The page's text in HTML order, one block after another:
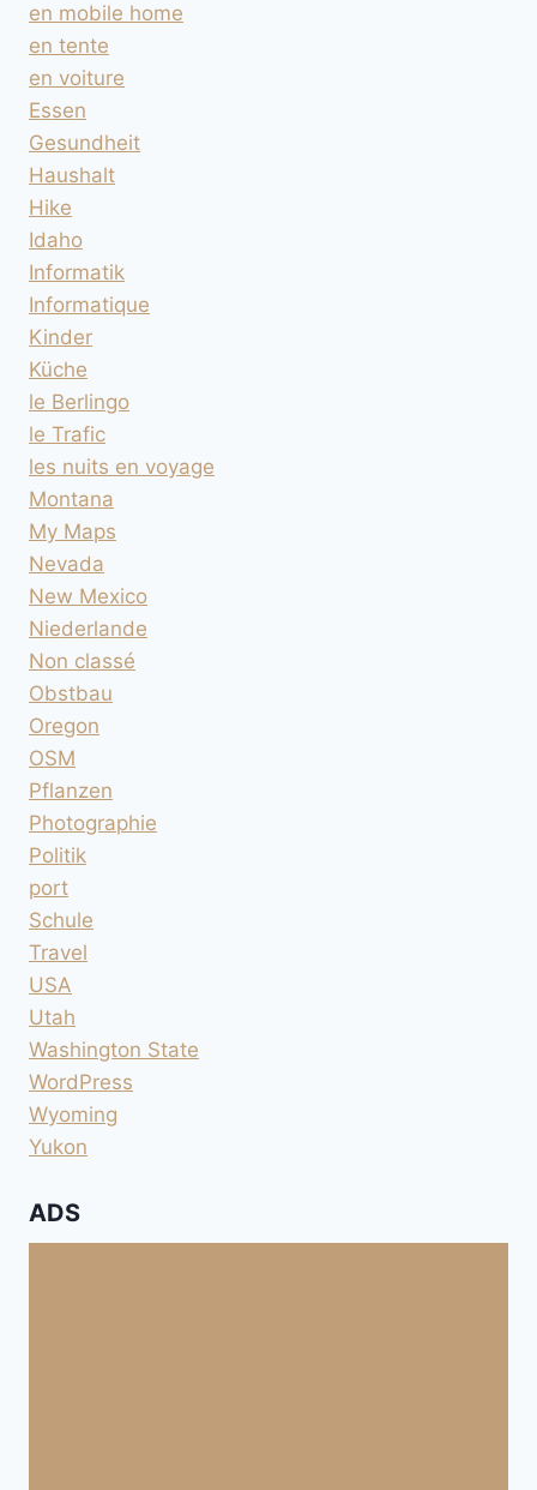
en mobile home
en tente
en voiture
Essen
Gesundheit
Haushalt
Hike
Idaho
Informatik
Informatique
Kinder
Küche
le Berlingo
le Trafic
les nuits en voyage
Montana
My Maps
Nevada
New Mexico
Niederlande
Non classé
Obstbau
Oregon
OSM
Pflanzen
Photographie
Politik
port
Schule
Travel
USA
Utah
Washington State
WordPress
Wyoming
Yukon
ADS